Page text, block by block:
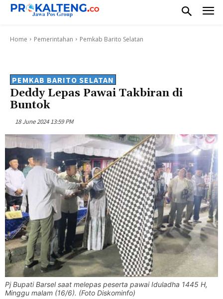
Home Pemerintahan Pemkab Barito Selatan
PEMKAB BARITO SELATAN
Deddy Lepas Pawai Takbiran di
Buntok
18 June 2024 13:59 PM
Pj Bupati Barsel saat melepas peserta pawai Iduladha 1445 H,
Minggu malam (16/6). (Foto Diskominfo)